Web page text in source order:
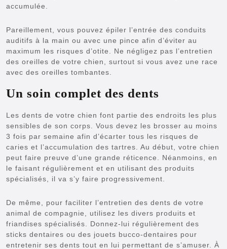
accumulée.
Pareillement, vous pouvez épiler l’entrée des conduits
auditifs à la main ou avec une pince afin d’éviter au
maximum les risques d’otite. Ne négligez pas l’entretien
des oreilles de votre chien, surtout si vous avez une race
avec des oreilles tombantes.
Un soin complet des dents
Les dents de votre chien font partie des endroits les plus
sensibles de son corps. Vous devez les brosser au moins
3 fois par semaine afin d’écarter tous les risques de
caries et l’accumulation des tartres. Au début, votre chien
peut faire preuve d’une grande réticence. Néanmoins, en
le faisant régulièrement et en utilisant des produits
spécialisés, il va s’y faire progressivement.
De même, pour faciliter l’entretien des dents de votre
animal de compagnie, utilisez les divers produits et
friandises spécialisés. Donnez-lui régulièrement des
sticks dentaires ou des jouets bucco-dentaires pour
entretenir ses dents tout en lui permettant de s’amuser. À